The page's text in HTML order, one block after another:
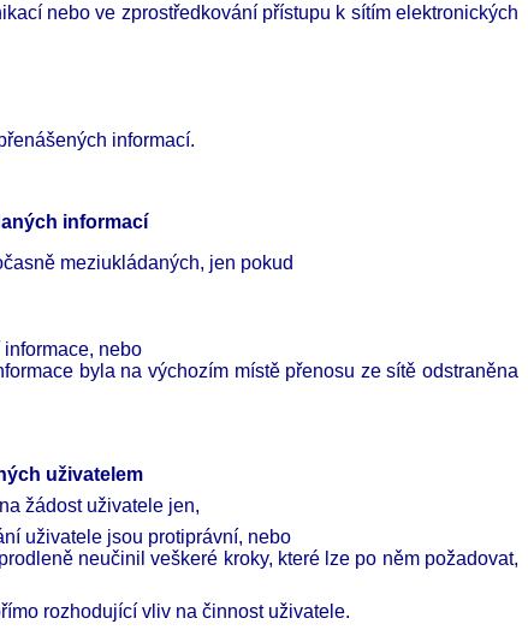
nebo ve zprostředkování přístupu k sítím elektronických
informací.
informací
meziukládaných, jen pokud
nebo
byla na výchozím místě přenosu ze sítě odstraněna
uživatelem
žádost uživatele jen,
uživatele jsou protiprávní, nebo
neučinil veškeré kroky, které lze po něm požadovat,
rozhodující vliv na činnost uživatele.